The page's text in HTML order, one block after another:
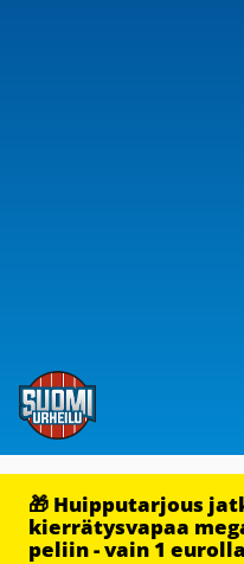
🎁 Huipputarjous
kierrätysvapaa
peliin - vain 1